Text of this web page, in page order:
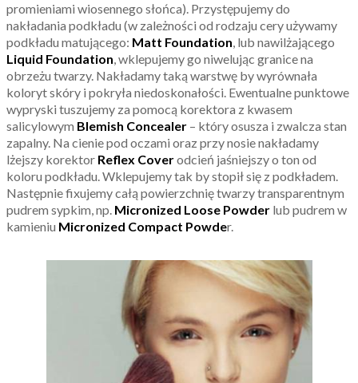
promieniami wiosennego słońca). Przystępujemy do
nakładania podkładu (w zależności od rodzaju cery używamy
podkładu matującego: Matt Foundation, lub nawilżającego
Liquid Foundation, wklepujemy go niwelując granice na
obrzeżu twarzy. Nakładamy taką warstwę by wyrównała
koloryt skóry i pokryła niedoskonałości. Ewentualne punktowe
wypryski tuszujemy za pomocą korektora z kwasem
salicylowym Blemish Concealer – który osusza i zwalcza stan
zapalny. Na cienie pod oczami oraz przy nosie nakładamy
lżejszy korektor Reflex Coverodcień jaśniejszy o ton od
koloru podkładu. Wklepujemy tak by stopił się z podkładem.
Następnie fixujemy całą powierzchnię twarzy transparentnym
pudrem sypkim, np. Micronized Loose Powder lub pudrem w
kamieniu Micronized Compact Powder.